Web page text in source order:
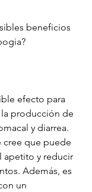
beneficios
efecto para
producción de
y diarrea.
cree que puede
apetito y reducir
Además, es
un